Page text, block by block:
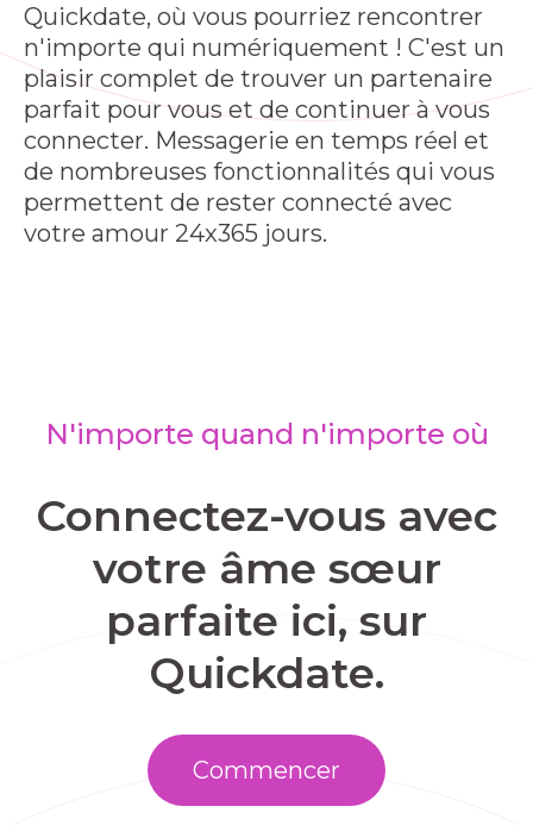
Quickdate, où vous pourriez rencontrer
n'importe qui numériquement ! C'est un
plaisir complet de trouver un partenaire
parfait pour vous et de continuer à vous
connecter. Messagerie en temps réel et
de nombreuses fonctionnalités qui vous
permettent de rester connecté avec
votre amour 24x365 jours.
N'importe quand n'importe où
Connectez-vous avec
votre âme sœur
parfaite ici, sur
Quickdate.
Commencer